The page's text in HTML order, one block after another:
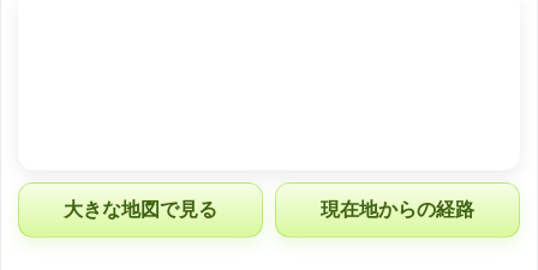
大きな地図で見る 現在地からの経路